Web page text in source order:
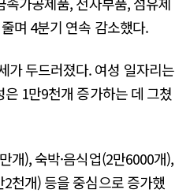
며 4분기 연속 감소했다.
가 두드러졌다. 여성 일자리는
1만9천개 증가하는 데 그쳤
개), 숙박·음식업(2만6000개),
2천개) 등을 중심으로 증가했